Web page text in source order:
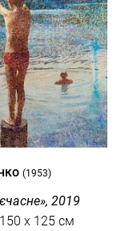
(1953)
2019
олія , 150 x 125 см